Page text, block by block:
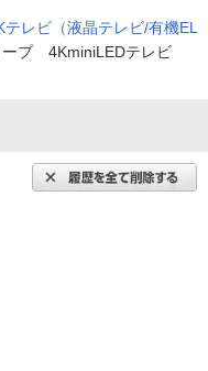
レビ（液晶テレビ/有機EL
ープ 4KminiLEDテレビ